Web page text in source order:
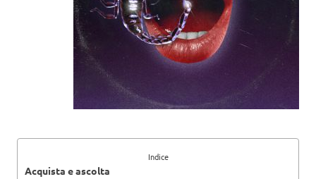
Indice
Acquista e ascolta